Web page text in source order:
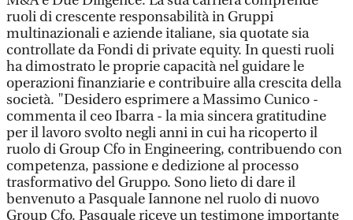
ruoli di crescente responsabilità in Gruppi
multinazionali e aziende italiane, sia quotate sia
controllate da Fondi di private equity. In questi ruoli
ha dimostrato le proprie capacità nel guidare le
operazioni finanziarie e contribuire alla crescita della
società. "Desidero esprimere a Massimo Cunico -
commenta il ceo Ibarra - la mia sincera gratitudine
per il lavoro svolto negli anni in cui ha ricoperto il
ruolo di Group Cfo in Engineering, contribuendo con
competenza, passione e dedizione al processo
trasformativo del Gruppo. Sono lieto di dare il
benvenuto a Pasquale Iannone nel ruolo di nuovo
Group Cfo. Pasquale riceve un testimone importante